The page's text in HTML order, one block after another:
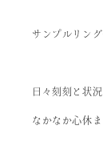
サンプルリン
日々刻刻と状況
なかなか心休